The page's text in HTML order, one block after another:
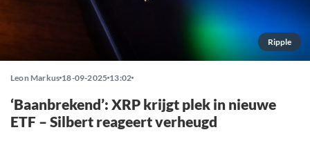
Ripple
Leon Markus 18-09-2025 13:02
‘Baanbrekend’: XRP krijgt plek in nieuwe
ETF – Silbert reageert verheugd